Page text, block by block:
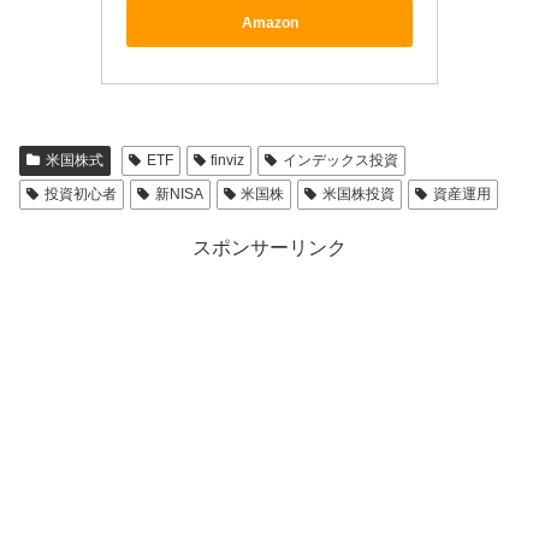
Amazon
米国株式 ETF finviz
インデックス投資
投資初心者
新NISA 米国株 米国株投資 資産運用
スポンサーリンク